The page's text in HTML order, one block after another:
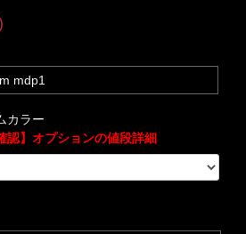
mdp1
カラー
認】オプションの値段詳細